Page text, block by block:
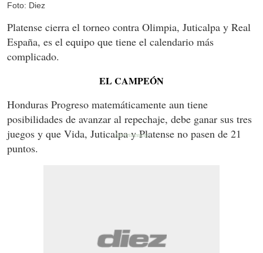
Foto: Diez
Platense cierra el torneo contra Olimpia, Juticalpa y Real
España, es el equipo que tiene el calendario más
complicado.
EL CAMPEÓN
Honduras Progreso matemáticamente aun tiene
posibilidades de avanzar al repechaje, debe ganar sus tres
juegos y que Vida, Juticalpa y Platense no pasen de 21
puntos.